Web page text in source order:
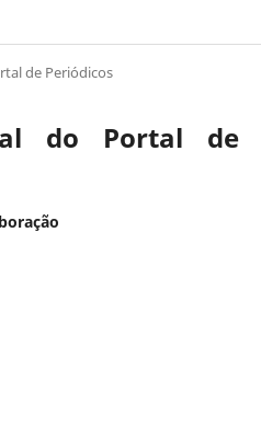
de Periódicos
do Portal de